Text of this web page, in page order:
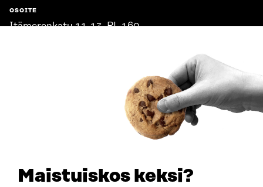
Maistuiskos keksi?
OSOITE
Itämerenkatu 11-13, PL 160,